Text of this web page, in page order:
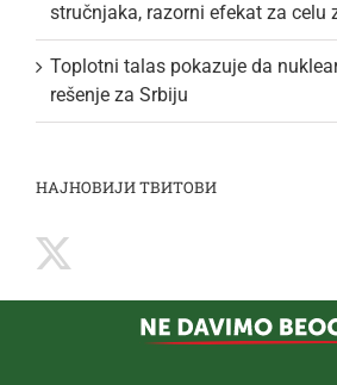
stručnjaka, razorni efekat za celu
Toplotni talas pokazuje da
rešenje za Srbiju
НАЈНОВИЈИ ТВИТОВИ